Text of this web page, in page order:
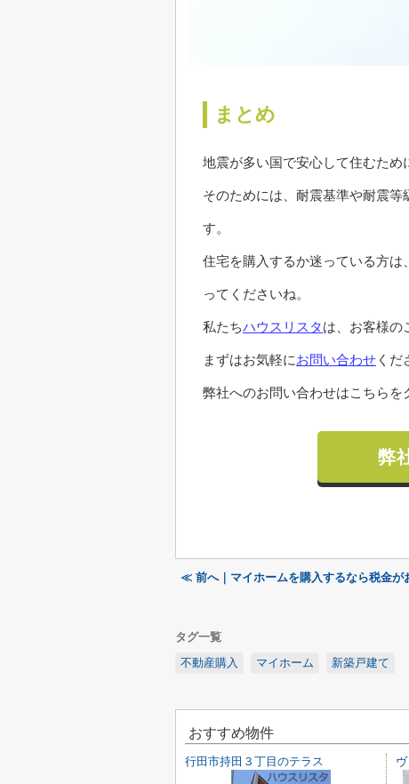
まとめ
地震が多い国で安心して住むため
そのためには、耐震基準や耐震
す。
住宅を購入するか迷っている方
ってくださいね。
私たちハウスリスタは、お客様の
まずはお気軽にお問い合わせ くだ
弊社へのお問い合わせはこちらを
弊
≪ 前へ｜マイホームを購入するなら税金が
タグ一覧
不動産購入
マイホーム 新築戸建て
おすすめ物件
行田市持田３丁目のテラス